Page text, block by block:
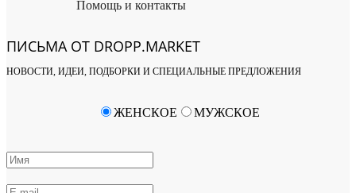
Помощь и контакты
ПИСЬМА ОТ DROPP.MARKET
НОВОСТИ, ИДЕИ, ПОДБОРКИ И СПЕЦИАЛЬНЫЕ ПРЕДЛОЖЕНИЯ
ЖЕНСКОЕ МУЖСКОЕ